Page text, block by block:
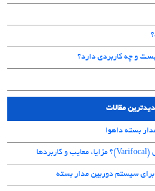
مقالات
سیستم دوربین مدار بسته